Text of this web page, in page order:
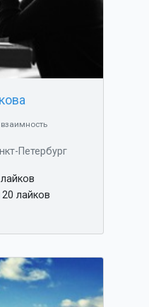
Петербург
лайков